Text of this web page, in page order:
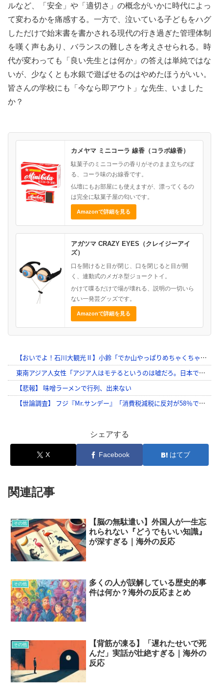
ルなど、「安全」や「適切さ」の概念がいかに時代によっ
て変わるかを痛感する。一方で、泣いている子どもをハグ
しただけで始末書を書かされる現代の行き過ぎた管理体制
を嘆く声もあり、バランスの難しさを考えさせられる。時
代が変わっても「良い先生とは何か」の答えは単純ではな
いが、少なくとも水銀で遊ばせるのはやめたほうがいい。
皆さんの学校にも「今なら即アウト」な先生、いました
か？
カメヤマ ミニコーラ 線香（コラボ線香）
駄菓子のミニコーラの香りがそのまま立ちのぼ
る、コーラ味のお線香です。
仏壇にもお部屋にも使えますが、漂ってくるの
は完全に駄菓子屋の匂いです。
Amazonで詳細を見る
アガツマ CRAZY EYES（クレイジーアイ
ズ）
口を開けると目が閉じ、口を閉じると目が開
く、連動式のメガネ型ジョークトイ。
かけて喋るだけで場が壊れる、説明の一切いら
ない一発芸グッズです。
Amazonで詳細を見る
シェアする
X Facebook はてブ
関連記事
その他
【脳の無駄遣い】外国人が一生忘
れられない『どうでもいい知識』
が深すぎる｜海外の反応
その他
多くの人が誤解している歴史的事
件は何か？海外の反応まとめ
その他
【背筋が凍る】「遅れたせいで死
んだ」実話が壮絶すぎる｜海外の
反応